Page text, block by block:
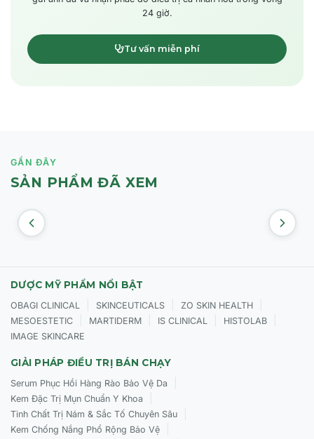
24 giờ.
Tư vấn miễn phí
GẦN ĐÂY
SẢN PHẨM ĐÃ XEM
DƯỢC MỸ PHẨM NỔI BẬT
OBAGI CLINICAL SKINCEUTICALS ZO SKIN HEALTH
MESOESTETIC MARTIDERM IS CLINICAL HISTOLAB
IMAGE SKINCARE
GIẢI PHÁP ĐIỀU TRỊ BÁN CHẠY
Serum Phục Hồi Hàng Rào Bảo Vệ Da
Kem Đặc Trị Mụn Chuẩn Y Khoa
Tinh Chất Trị Nám & Sắc Tố Chuyên Sâu
Kem Chống Nắng Phổ Rộng Bảo Vệ